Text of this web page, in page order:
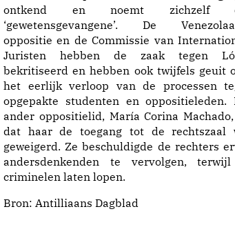
ontkend en noemt zichzelf
‘gewetensgevangene’. De
oppositie en de Commissie van
Juristen hebben de zaak tegen
bekritiseerd en hebben ook twijfels geuit
het eerlijk verloop van de processen
opgepakte studenten en oppositieleden.
ander oppositielid, María Corina
dat haar de toegang tot de rechtszaal
geweigerd. Ze beschuldigde de rechters
andersdenkenden te vervolgen,
criminelen laten lopen.
Bron: Antilliaans Dagblad